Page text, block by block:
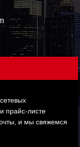
прайс-листе
и мы свяжемся